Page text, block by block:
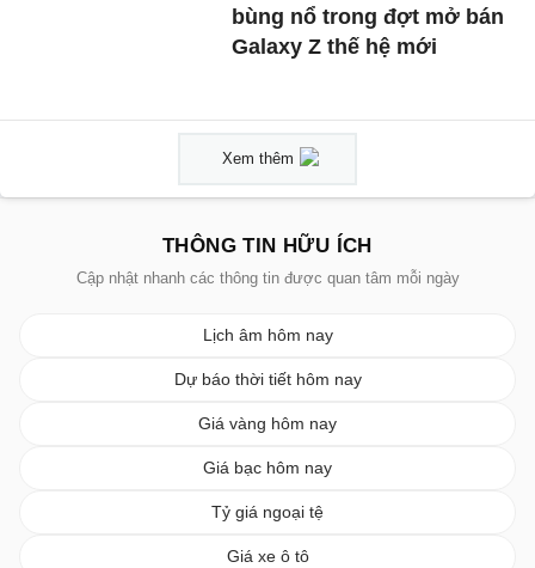
bùng nổ trong đợt mở bán
Galaxy Z thế hệ mới
Xem thêm
THÔNG TIN HỮU ÍCH
Cập nhật nhanh các thông tin được quan tâm mỗi ngày
Lịch âm hôm nay
Dự báo thời tiết hôm nay
Giá vàng hôm nay
Giá bạc hôm nay
Tỷ giá ngoại tệ
Giá xe ô tô